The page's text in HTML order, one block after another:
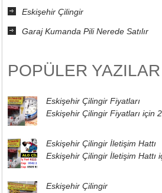
Eskişehir Çilingir
Garaj Kumanda Pili Nerede Satılır
POPÜLER YAZILAR
Eskişehir Çilingir Fiyatları
Eskişehir Çilingir Fiyatları için
Eskişehir Çilingir İletişim Hattı
Eskişehir Çilingir İletişim Hattı
Eskişehir Çilingir